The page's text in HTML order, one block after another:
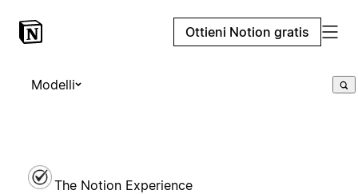
Ottieni Notion gratis
Modelli
The Notion Experience